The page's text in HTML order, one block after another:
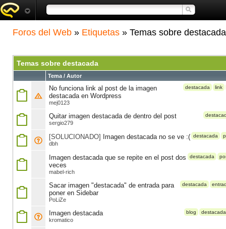
Foros del Web » Etiquetas » Temas sobre destacada
Temas sobre destacada
Tema / Autor
destacada link
No funciona link al post de la imagen
destacada en Wordpress
mej0123
Quitar imagen destacada de dentro del post
sergio279
destacada
[SOLUCIONADO] Imagen destacada no se ve :(
dbh
destacada
Imagen destacada que se repite en el post dos
veces
mabel-rich
destacada
Sacar imagen "destacada" de entrada para
poner en Sidebar
PoLiZe
blog destacada
Imagen destacada
kromatico